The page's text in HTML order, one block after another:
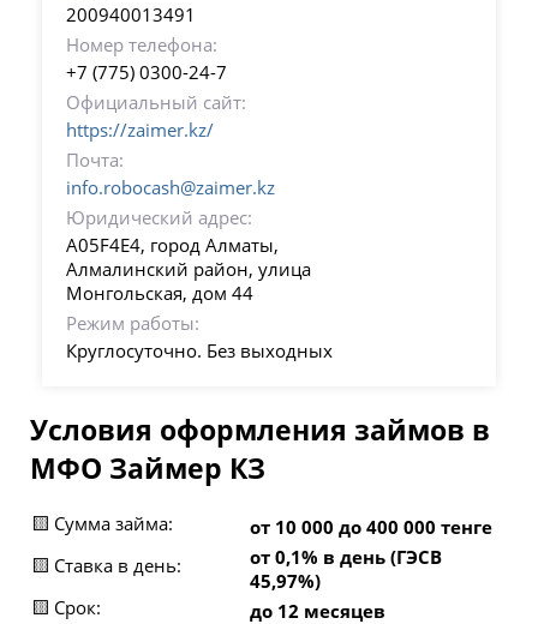
200940013491
Номер телефона:
+7 (775) 0300-24-7
Официальный сайт:
https://zaimer.kz/
Почта:
info.robocash@zaimer.kz
Юридический адрес:
A05F4E4, город Алматы,
Алмалинский район, улица
Монгольская, дом 44
Режим работы:
Круглосуточно. Без выходных
Условия оформления займов в
МФО Займер КЗ
🟨 Сумма займа:
от 10 000 до 400 000 тенге
🟨 Ставка в день:
от 0,1% в день (ГЭСВ
45,97%)
🟨 Срок:
до 12 месяцев